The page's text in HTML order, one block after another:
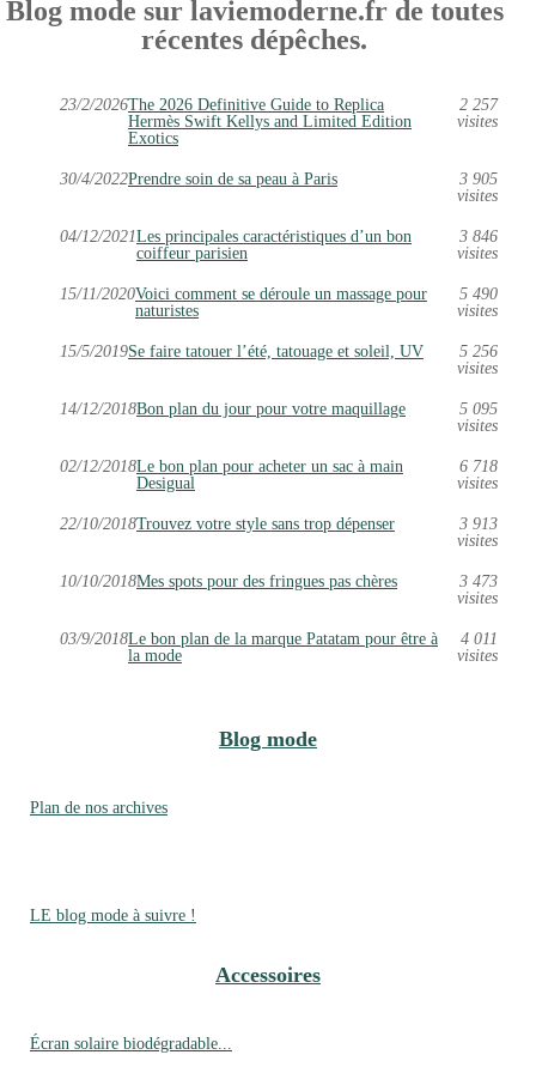
Blog mode sur laviemoderne.fr de toutes
récentes dépêches.
23/2/2026The 2026 Definitive Guide to Replica
Hermès Swift Kellys and Limited Edition
Exotics
2 257
visites
30/4/2022Prendre soin de sa peau à Paris
3 905
visites
04/12/2021Les principales caractéristiques d’un bon
coiffeur parisien
3 846
visites
15/11/2020Voici comment se déroule un massage pour
naturistes
5 490
visites
15/5/2019Se faire tatouer l’été, tatouage et soleil, UV
5 256
visites
14/12/2018Bon plan du jour pour votre maquillage
5 095
visites
02/12/2018Le bon plan pour acheter un sac à main
Desigual
6 718
visites
22/10/2018Trouvez votre style sans trop dépenser
3 913
visites
10/10/2018Mes spots pour des fringues pas chères
3 473
visites
03/9/2018Le bon plan de la marque Patatam pour être à
la mode
4 011
visites
Blog mode
Plan de nos archives
LE blog mode à suivre !
Accessoires
Écran solaire biodégradable...